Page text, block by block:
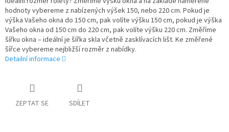
hodnoty vybereme z nabízených výšek 150, nebo 220 cm. Pokud je
výška Vašeho okna do 150 cm, pak volíte výšku 150 cm, pokud je výška
Vašeho okna od 150 cm do 220 cm, pak volíte výšku 220 cm. Změříme
šířku okna – ideální je šířka skla včetně zasklívacích lišt. Ke změřené
šířce vybereme nejbližší rozměr z nabídky.
Detailní informace
ZEPTAT SE SDÍLET